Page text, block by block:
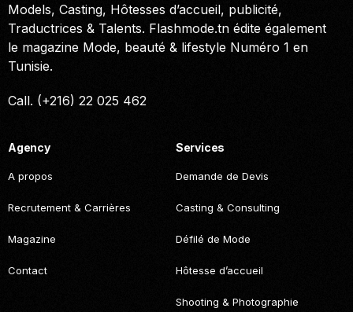
Models, Casting, Hôtesses d’accueil, publicité,
Traductrices & Talents. Flashmode.tn édite également
le magazine Mode, beauté & lifestyle Numéro 1 en
Tunisie.
Call. (+216) 22 025 462
Agency
A propos
Recrutement & Carrières
Magazine
Contact
Services
Demande de Devis
Casting & Consulting
Défilé de Mode
Hôtesse d’accueil
Shooting & Photographie